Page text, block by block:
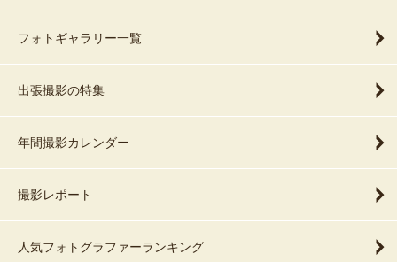
フォトギャラリー一覧
出張撮影の特集
年間撮影カレンダー
撮影レポート
人気フォトグラファーランキング